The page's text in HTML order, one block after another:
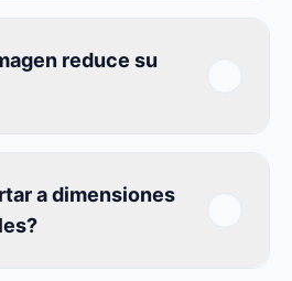
reduce su
a dimensiones